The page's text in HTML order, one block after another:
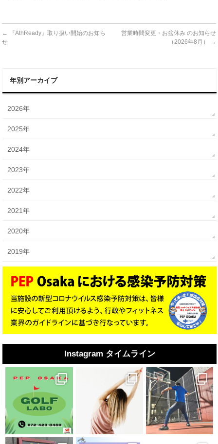
←
『AthReady』取り扱い開始のお知ら
せ
営業時間変更・お盆休み のお知らせ
（2026年8月）
→
年別アーカイブ
2026年
2025年
2024年
2023年
2022年
2021年
2020年
2019年
Instagram タイムライン